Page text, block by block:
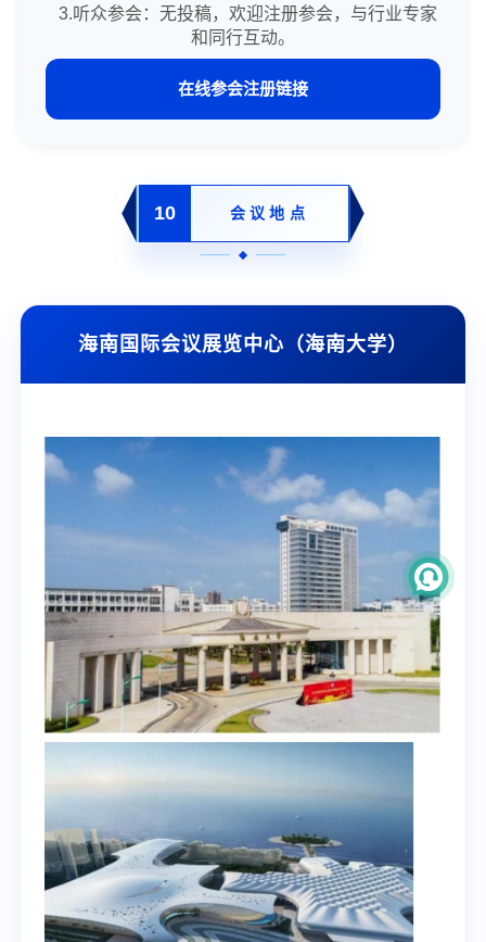
3.听众参会：无投稿，欢迎注册参会，与行业专家
和同行互动。
在线参会注册链接
10 会议地点
海南国际会议展览中心（海南大学）